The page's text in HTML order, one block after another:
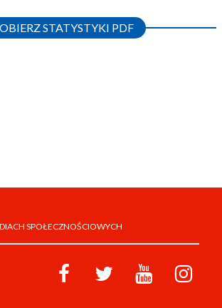
STATYSTYKI PDF
SPOŁECZNOŚCIOWYCH